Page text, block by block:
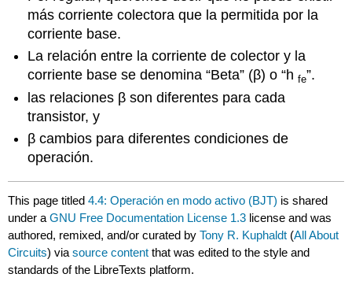
más corriente colectora que la permitida por la
corriente base.
La relación entre la corriente de colector y la
corriente base se denomina “Beta” (β) o “hfe”.
las relaciones β son diferentes para cada
transistor, y
β cambios para diferentes condiciones de
operación.
This page titled4.4: Operación en modo activo (BJT) is shared
under aGNU Free Documentation License 1.3 license and was
authored, remixed, and/or curated byTony R. Kuphaldt (All About
Circuits) viasource content that was edited to the style and
standards of the LibreTexts platform.